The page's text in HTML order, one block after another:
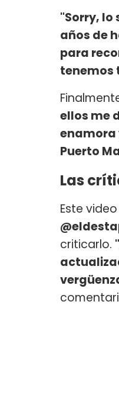
"Sorry, lo
años de
para
tenemos
ellos me
enamora
Puerto
Las
Este
criticarlo.